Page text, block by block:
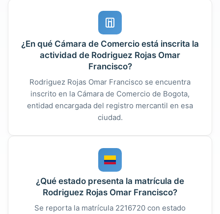
¿En qué Cámara de Comercio está inscrita la
actividad de Rodriguez Rojas Omar
Francisco?
Rodriguez Rojas Omar Francisco se encuentra
inscrito en la Cámara de Comercio de Bogota,
entidad encargada del registro mercantil en esa
ciudad.
¿Qué estado presenta la matrícula de
Rodriguez Rojas Omar Francisco?
Se reporta la matrícula 2216720 con estado